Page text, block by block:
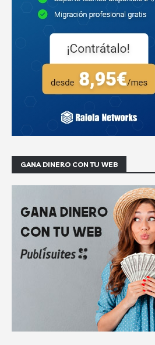
GANA DINERO CON TU WEB